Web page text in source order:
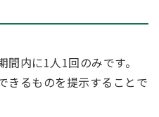
内に1人1回のみです。
きるものを提示することで